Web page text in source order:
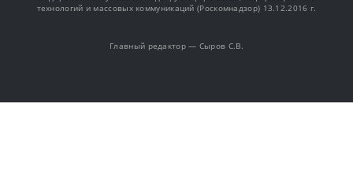
технологий и массовых коммуникаций (Роскомнадзор) 13.12.2016 г.
Главный редактор — Сыров С.В.